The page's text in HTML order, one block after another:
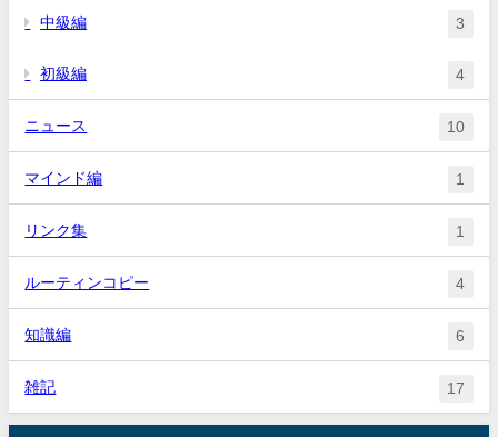
中級編 3
初級編 4
ニュース 10
マインド編 1
リンク集 1
ルーティンコピー 4
知識編 6
雑記 17